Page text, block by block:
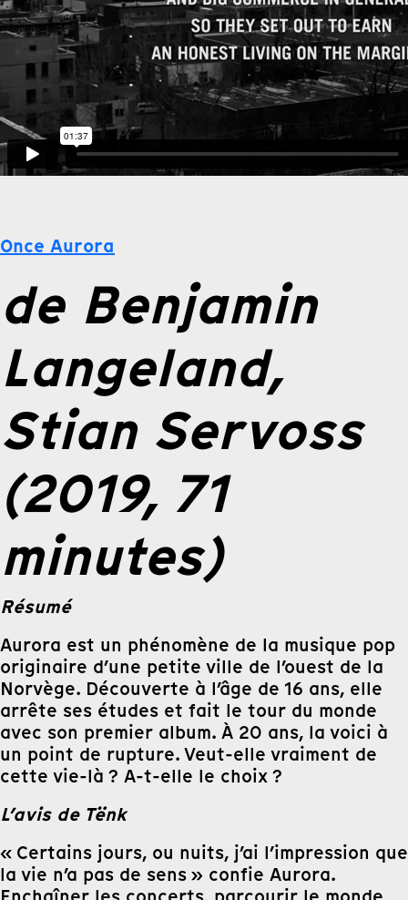
Once Aurora
de Benjamin
Langeland,
Stian Servoss
(2019, 71
minutes)
Résumé
Aurora est un phénomène de la musique pop
originaire d’une petite ville de l’ouest de la
Norvège. Découverte à l’âge de 16 ans, elle
arrête ses études et fait le tour du monde
avec son premier album. À 20 ans, la voici à
un point de rupture. Veut-elle vraiment de
cette vie-là ? A-t-elle le choix ?
L’avis de Tënk
« Certains jours, ou nuits, j’ai l’impression que
la vie n’a pas de sens » confie Aurora.